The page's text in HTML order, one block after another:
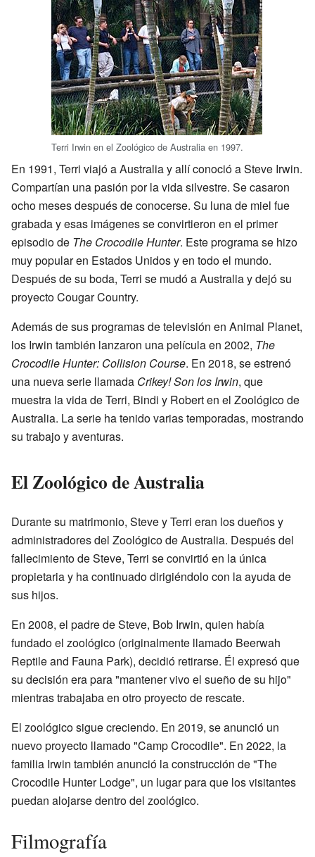
Terri Irwin en el Zoológico de Australia en 1997.
En 1991, Terri viajó a Australia y allí conoció a Steve Irwin.
Compartían una pasión por la vida silvestre. Se casaron
ocho meses después de conocerse. Su luna de miel fue
grabada y esas imágenes se convirtieron en el primer
episodio de The Crocodile Hunter. Este programa se hizo
muy popular en Estados Unidos y en todo el mundo.
Después de su boda, Terri se mudó a Australia y dejó su
proyecto Cougar Country.
Además de sus programas de televisión en Animal Planet,
los Irwin también lanzaron una película en 2002, The
Crocodile Hunter: Collision Course. En 2018, se estrenó
una nueva serie llamada Crikey! Son los Irwin, que
muestra la vida de Terri, Bindi y Robert en el Zoológico de
Australia. La serie ha tenido varias temporadas, mostrando
su trabajo y aventuras.
El Zoológico de Australia
Durante su matrimonio, Steve y Terri eran los dueños y
administradores del Zoológico de Australia. Después del
fallecimiento de Steve, Terri se convirtió en la única
propietaria y ha continuado dirigiéndolo con la ayuda de
sus hijos.
En 2008, el padre de Steve, Bob Irwin, quien había
fundado el zoológico (originalmente llamado Beerwah
Reptile and Fauna Park), decidió retirarse. Él expresó que
su decisión era para "mantener vivo el sueño de su hijo"
mientras trabajaba en otro proyecto de rescate.
El zoológico sigue creciendo. En 2019, se anunció un
nuevo proyecto llamado "Camp Crocodile". En 2022, la
familia Irwin también anunció la construcción de "The
Crocodile Hunter Lodge", un lugar para que los visitantes
puedan alojarse dentro del zoológico.
Filmografía